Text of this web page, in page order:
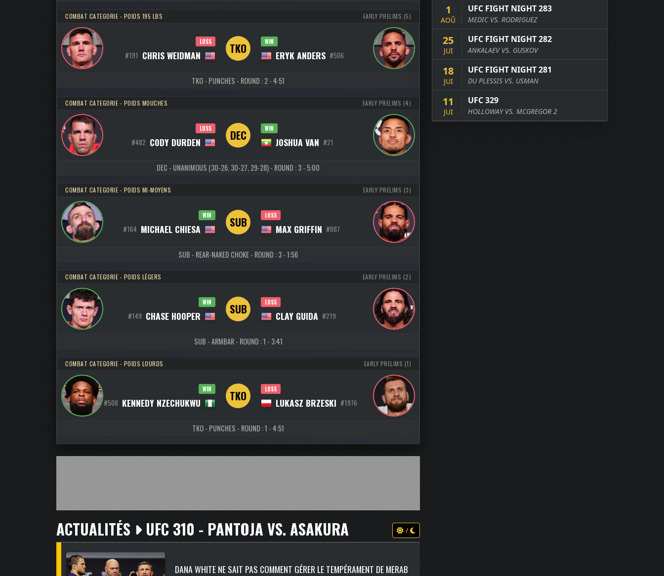
COMBAT CATEGORIE - POIDS 195 LBS EARLY PRELIMS (5)
LOSS
#191 CHRIS WEIDMAN TKO WIN
ERYK ANDERS #506
TKO - PUNCHES - ROUND : 2 - 4:51
COMBAT CATEGORIE - POIDS MOUCHES EARLY PRELIMS (4)
LOSS
#482 CODY DURDEN DEC WIN
JOSHUA VAN #21
DEC - UNANIMOUS (30-26, 30-27, 29-28) - ROUND : 3 - 5:00
COMBAT CATEGORIE - POIDS MI-MOYENS EARLY PRELIMS (3)
WIN
#164 MICHAEL CHIESA SUB LOSS
MAX GRIFFIN #887
SUB - REAR-NAKED CHOKE - ROUND : 3 - 1:56
COMBAT CATEGORIE - POIDS LÉGERS EARLY PRELIMS (2)
WIN
#149 CHASE HOOPER SUB LOSS
CLAY GUIDA #219
SUB - ARMBAR - ROUND : 1 - 3:41
COMBAT CATEGORIE - POIDS LOURDS EARLY PRELIMS (1)
WIN
#508 KENNEDY NZECHUKWU TKO LOSS
LUKASZ BRZESKI #1976
TKO - PUNCHES - ROUND : 1 - 4:51
ACTUALITÉS UFC 310 - PANTOJA VS. ASAKURA /
DANA WHITE NE SAIT PAS COMMENT GÉRER LE TEMPÉRAMENT DE MERAB
1
AOÛ
UFC FIGHT NIGHT 283
MEDIC VS. RODRIGUEZ
25
JUI
UFC FIGHT NIGHT 282
ANKALAEV VS. GUSKOV
18
JUI
UFC FIGHT NIGHT 281
DU PLESSIS VS. USMAN
11
JUI
UFC 329
HOLLOWAY VS. MCGREGOR 2